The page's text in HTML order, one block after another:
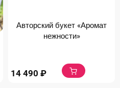
Авторский букет «Аромат
нежности»
14 490 ₽